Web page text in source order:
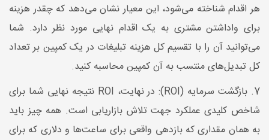
هر اقدام شناخته می‌شود، این معیار نشان می‌دهد که چقدر هزینه
برای واداشتن مشتری به یک اقدام نهایی مورد نظر دارد. شما
می‌توانید آن را با تقسیم کل هزینه تبلیغات در یک کمپین بر تعداد
کل تبدیل‌های منتسب به آن کمپین محاسبه کنید.
7. بازگشت سرمایه (ROI): در نهایت، ROI نتیجه نهایی شما برای
شاخص کلیدی عملکرد جهت تلاش بازاریابی است. همه چیز باید
به همان مقداری که بازدهی واقعی برای ساعت‌ها و دلاری که برای